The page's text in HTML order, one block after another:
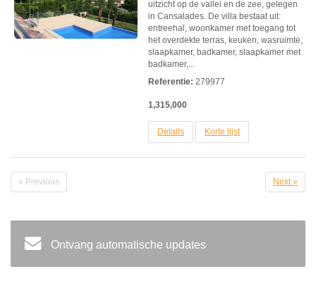
uitzicht op de vallei en de zee, gelegen
in Cansalades. De villa bestaat uit:
entreehal, woonkamer met toegang tot
het overdekte terras, keuken, wasruimte,
slaapkamer, badkamer, slaapkamer met
badkamer,...
Referentie: 279977
1,315,000
Details Korte lijst
« Previous Next »
Ontvang automatische updates